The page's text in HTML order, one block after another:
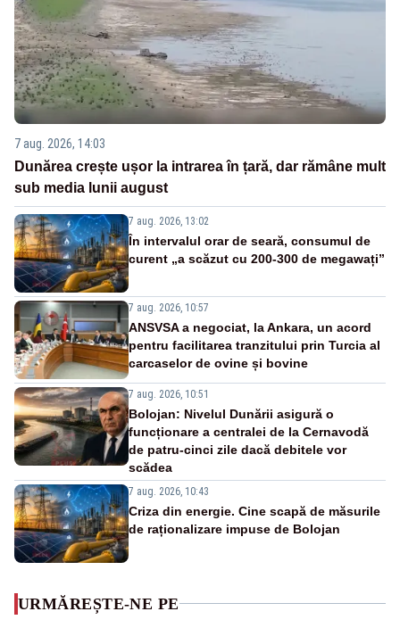
7 aug. 2026, 14:03
Dunărea crește ușor la intrarea în țară, dar rămâne mult
sub media lunii august
7 aug. 2026, 13:02
În intervalul orar de seară, consumul de
curent „a scăzut cu 200-300 de megawați”
7 aug. 2026, 10:57
ANSVSA a negociat, la Ankara, un acord
pentru facilitarea tranzitului prin Turcia al
carcaselor de ovine și bovine
7 aug. 2026, 10:51
Bolojan: Nivelul Dunării asigură o
funcționare a centralei de la Cernavodă
de patru-cinci zile dacă debitele vor
scădea
7 aug. 2026, 10:43
Criza din energie. Cine scapă de măsurile
de raționalizare impuse de Bolojan
URMĂREȘTE-NE PE